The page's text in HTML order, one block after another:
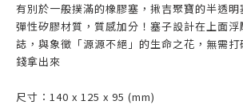
有別於一般撲滿的橡膠塞，揪吉聚寶的半透
彈性矽膠材質，質感加分！ 塞子設計在上面
誌，與象徵「源源不絕」的生命之花， 無需打
錢拿出來
尺寸：140 x 125 x 95 (mm)